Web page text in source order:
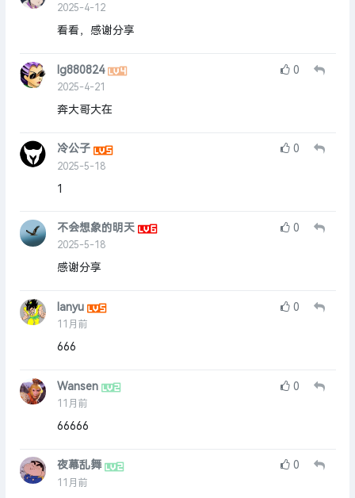
2025-4-12
看看，感谢分享
lg880824
2025-4-21
0
奔大哥大在
冷公子
2025-5-18
0
1
不会想象的明天
2025-5-18
0
感谢分享
lanyu
11月前
0
666
Wansen
11月前
0
66666
夜幕乱舞
11月前
0